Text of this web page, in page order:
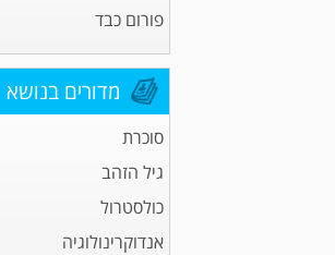
פורום כבד
מדורים בנושא
סוכרת
גיל הזהב
כולסטרול
אנדוקרינולוגיה